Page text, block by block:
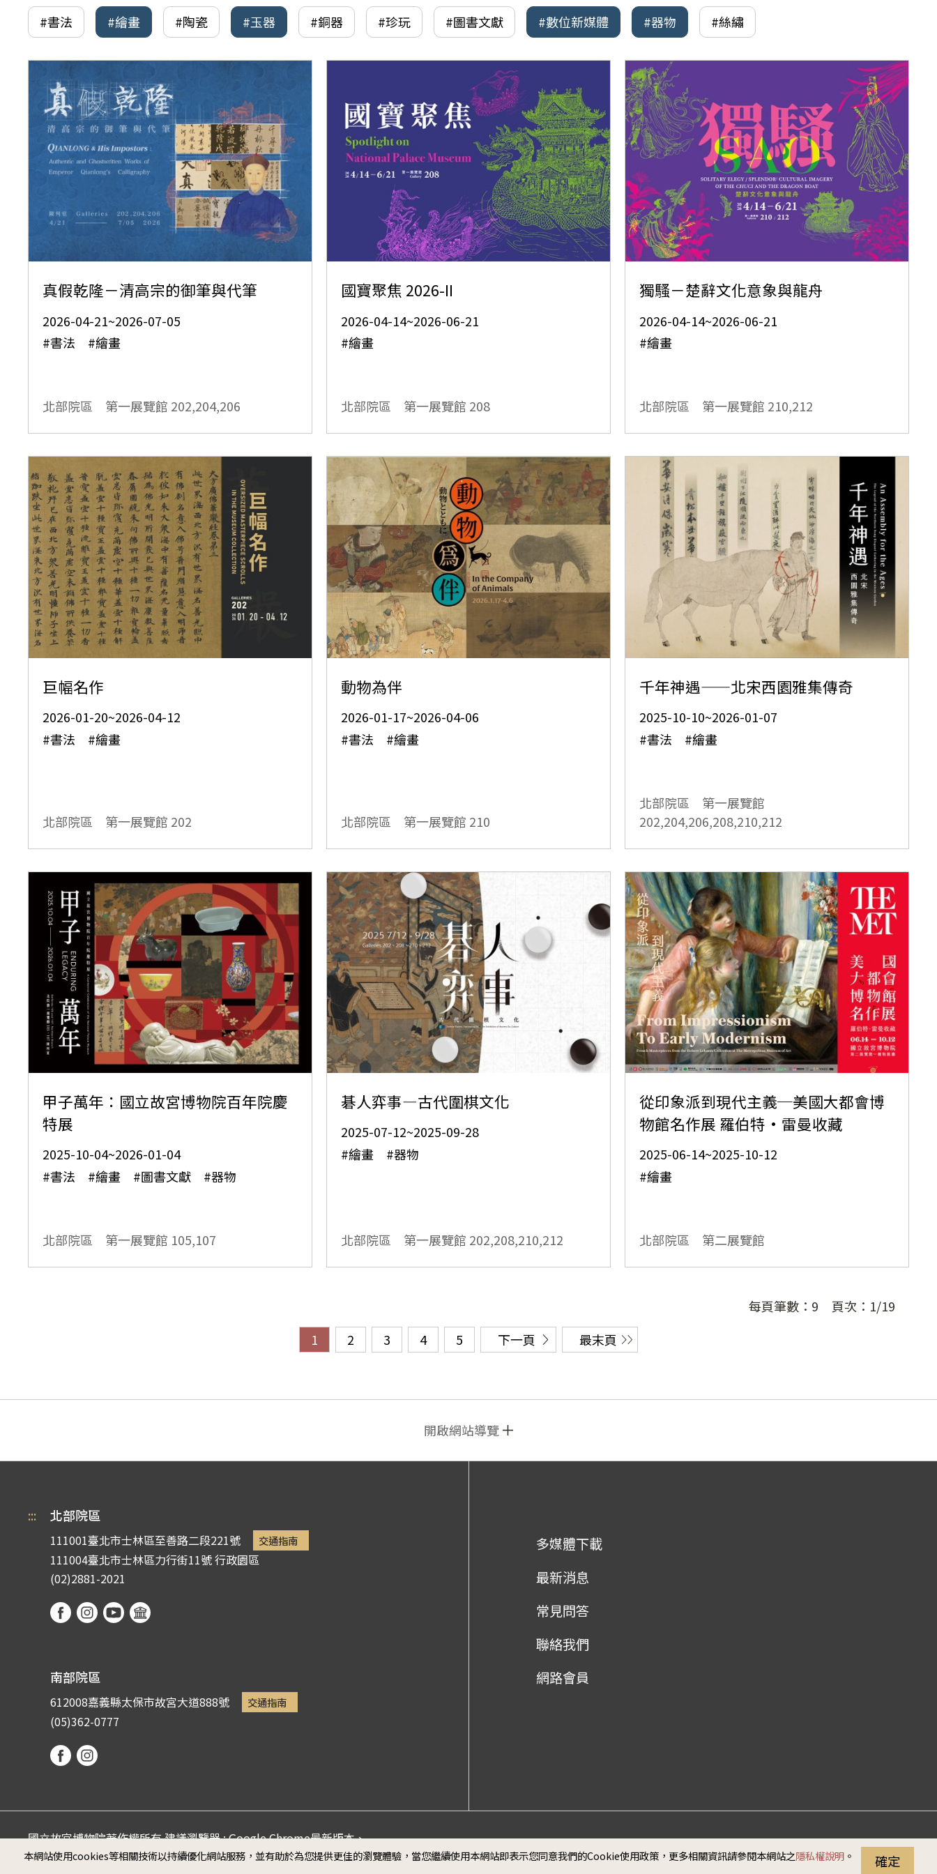
本網站使用cookies等相關技術以持續優化網站服務，並有助於為您提供更佳的瀏覽體驗，當您繼續使用本網站即表示您同意我們的Cookie使用政策，更多相關資訊請參閱本網站之隱私權說明。 確定
#書法 #繪畫 #陶瓷 #玉器 #銅器 #珍玩 #圖書文獻 #數位新媒體 #器物 #絲繡
真假乾隆－清高宗的御筆與代筆
2026-04-21~2026-07-05
#書法 #繪畫
北部院區 第一展覽館 202,204,206
國寶聚焦 2026-II
2026-04-14~2026-06-21
#繪畫
北部院區 第一展覽館 208
獨騷－楚辭文化意象與龍舟
2026-04-14~2026-06-21
#繪畫
北部院區 第一展覽館 210,212
巨幅名作
2026-01-20~2026-04-12
#書法 #繪畫
北部院區 第一展覽館 202
動物為伴
2026-01-17~2026-04-06
#書法 #繪畫
北部院區 第一展覽館 210
千年神遇——北宋西園雅集傳奇
2025-10-10~2026-01-07
#書法 #繪畫
北部院區 第一展覽館
202,204,206,208,210,212
甲子萬年：國立故宮博物院百年院慶
特展
2025-10-04~2026-01-04
#書法 #繪畫 #圖書文獻 #器物
北部院區 第一展覽館 105,107
碁人弈事—古代圍棋文化
2025-07-12~2025-09-28
#繪畫 #器物
北部院區 第一展覽館 202,208,210,212
從印象派到現代主義─美國大都會博
物館名作展 羅伯特·雷曼收藏
2025-06-14~2025-10-12
#繪畫
北部院區 第二展覽館
每頁筆數： 9 頁次： 1/19
1
2 3 4 5 下一頁 最末頁
開啟網站導覽
::: 北部院區
111001臺北市士林區至善路二段221號 交通指南
111004臺北市士林區力行街11號行政園區
(02)2881-2021
南部院區
612008嘉義縣太保市故宮大道888號 交通指南
(05)362-0777
多媒體下載
最新消息
常見問答
聯絡我們
網路會員
國立故宮博物院著作權所有 建議瀏覽器 : Google Chrome最新版本、
Microsoft Edge (螢幕最佳顯示效果為1920*1080)
政府網站資料開放宣告 隱私權 安全政策 無障礙說明